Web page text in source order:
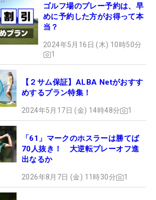
ゴルフ場のプレー予約は、早
めに予約した方がお得って本
当？
2024年5月16日 (木) 10時50分
1
【２サム保証】ALBA Netがおすす
めするプラン特集！
2024年5月17日 (金) 14時48分 1
「61」マークのホスラーは勝てば
70人抜き！ 大逆転プレーオフ進
出なるか
2026年8月7日 (金) 11時30分 1